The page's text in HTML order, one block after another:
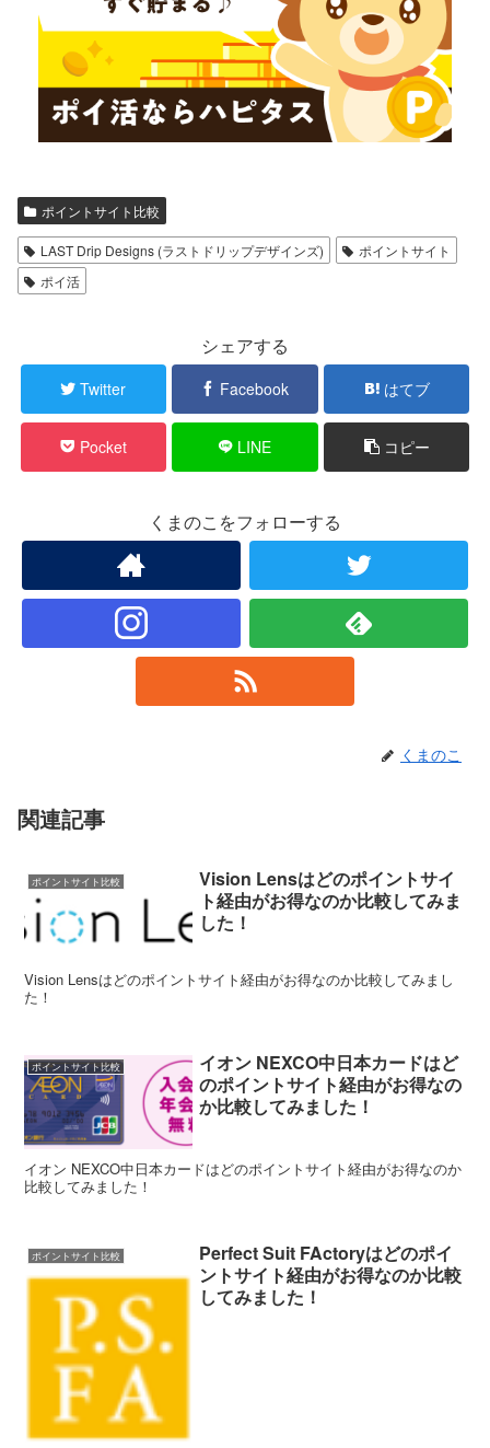
ポイントサイト比較
LAST Drip Designs (ラストドリップデザインズ)
ポイントサイト
ポイ活
シェアする
Twitter Facebook はてブ
Pocket LINE コピー
くまのこをフォローする
くまのこ
関連記事
ポイントサイト比較
Vision Lensはどのポイントサイ
ト経由がお得なのか比較してみま
した！
Vision Lensはどのポイントサイト経由がお得なのか比較してみまし
た！
ポイントサイト比較
イオン NEXCO中日本カードはど
のポイントサイト経由がお得なの
か比較してみました！
イオン NEXCO中日本カードはどのポイントサイト経由がお得なのか
比較してみました！
ポイントサイト比較
Perfect Suit FActoryはどのポイ
ントサイト経由がお得なのか比較
してみました！